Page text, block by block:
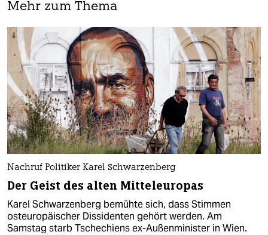
Mehr zum Thema
Nachruf Politiker Karel Schwarzenberg
Der Geist des alten Mitteleuropas
Karel Schwarzenberg bemühte sich, dass Stimmen
osteuropäischer Dissidenten gehört werden. Am
Samstag starb Tschechiens ex-Außenminister in Wien.